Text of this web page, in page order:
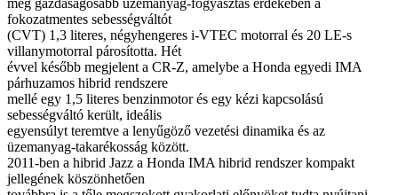
fokozatmentes sebességváltót
(CVT) 1,3 literes, négyhengeres i-VTEC motorral és 20 LE-s
villanymotorral párosította. Hét
évvel később megjelent a CR-Z, amelybe a Honda egyedi IMA
párhuzamos hibrid rendszere
mellé egy 1,5 literes benzinmotor és egy kézi kapcsolású
sebességváltó került, ideális
egyensúlyt teremtve a lenyűgöző vezetési dinamika és az
üzemanyag-takarékosság között.
2011-ben a hibrid Jazz a Honda IMA hibrid rendszer kompakt
jellegének köszönhetően